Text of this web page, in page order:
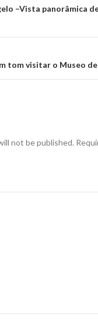
–Vista panorâmica
tom visitar o Museo
not be published.